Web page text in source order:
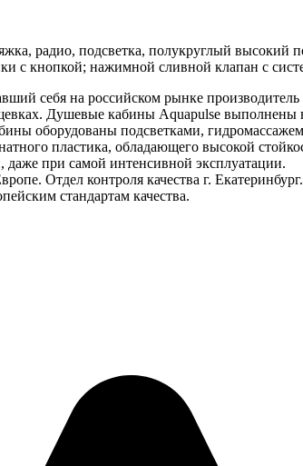
радио, подсветка, полукруглый
кнопкой; нажимной сливной клапан с
себя на российском рынке
Душевые кабины Aquapulse
оборудованы подсветками,
пластика, обладающего высокой
при самой интенсивной эксплуатации.
Отдел контроля качества г.
стандартам качества.